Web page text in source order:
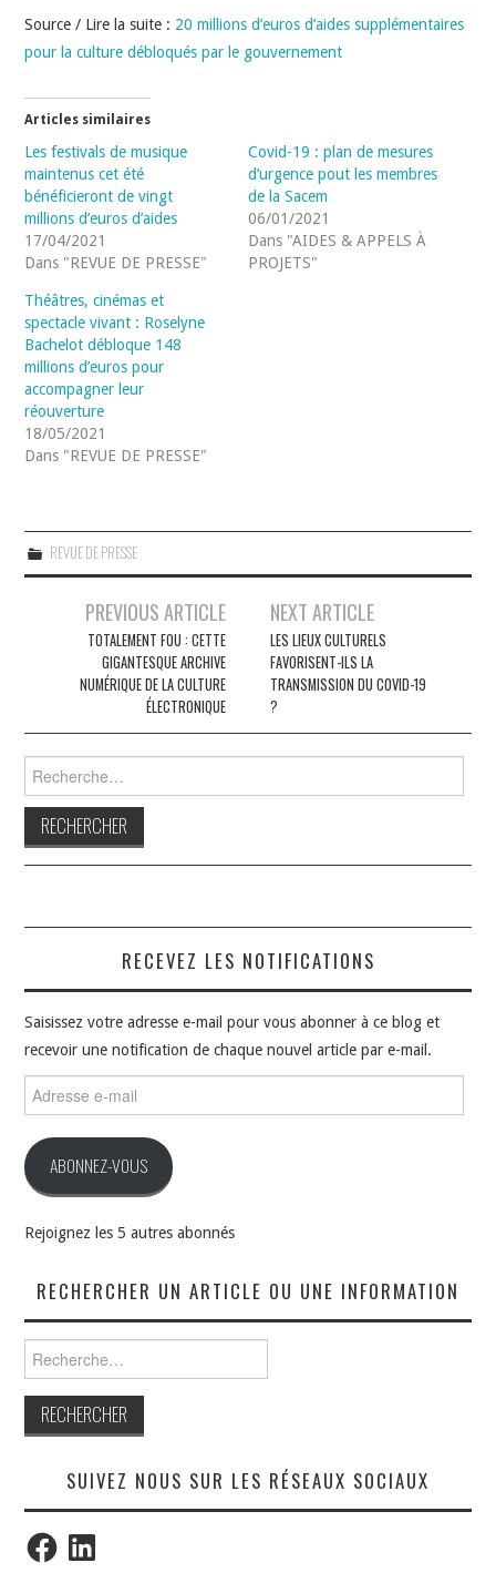
Source / Lire la suite : 20 millions d’euros d’aides supplémentaires
pour la culture débloqués par le gouvernement
Articles similaires
Les festivals de musique
maintenus cet été
bénéficieront de vingt
millions d’euros d’aides
17/04/2021
Dans "REVUE DE PRESSE"
Covid-19 : plan de mesures
d’urgence pout les membres
de la Sacem
06/01/2021
Dans "AIDES & APPELS À
PROJETS"
Théâtres, cinémas et
spectacle vivant : Roselyne
Bachelot débloque 148
millions d’euros pour
accompagner leur
réouverture
18/05/2021
Dans "REVUE DE PRESSE"
REVUE DE PRESSE
Navigation
articles
PREVIOUS ARTICLE
TOTALEMENT FOU : CETTE
GIGANTESQUE ARCHIVE
NUMÉRIQUE DE LA CULTURE
ÉLECTRONIQUE
NEXT ARTICLE
LES LIEUX CULTURELS
FAVORISENT-ILS LA
TRANSMISSION DU COVID-19
?
RECEVEZ LES NOTIFICATIONS
Saisissez votre adresse e-mail pour vous abonner à ce blog et
recevoir une notification de chaque nouvel article par e-mail.
e-
ABONNEZ-VOUS
Rejoignez les 5 autres abonnés
RECHERCHER UN ARTICLE OU UNE INFORMATION
SUIVEZ NOUS SUR LES RÉSEAUX SOCIAUX
FacebookLinkedIn